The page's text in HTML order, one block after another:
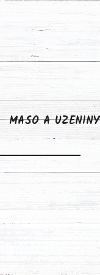
MASO A UZENINY